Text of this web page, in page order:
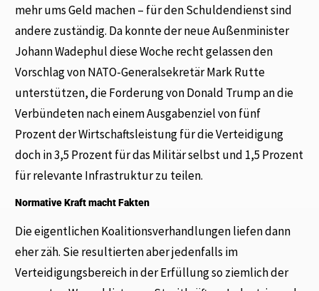
mehr ums Geld machen – für den Schuldendienst sind
andere zuständig. Da konnte der neue Außenminister
Johann Wadephul diese Woche recht gelassen den
Vorschlag von NATO-Generalsekretär Mark Rutte
unterstützen, die Forderung von Donald Trump an die
Verbündeten nach einem Ausgabenziel von fünf
Prozent der Wirtschaftsleistung für die Verteidigung
doch in 3,5 Prozent für das Militär selbst und 1,5 Prozent
für relevante Infrastruktur zu teilen.
Normative Kraft macht Fakten
Die eigentlichen Koalitionsverhandlungen liefen dann
eher zäh. Sie resultierten aber jedenfalls im
Verteidigungsbereich in der Erfüllung so ziemlich der